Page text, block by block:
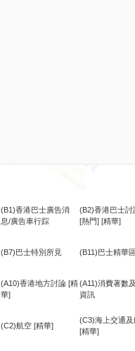
(B1)香港巴士廣告消
息/廣告車行踪
(B2)香港巴士討
[熱門] [精華]
(B7)巴士特別所見 (B11)巴士精華
(A10)香港地方討論 [精
華]
(A11)消費著數
資訊
(C2)航空 [精華]
(C3)海上交通及
[精華]